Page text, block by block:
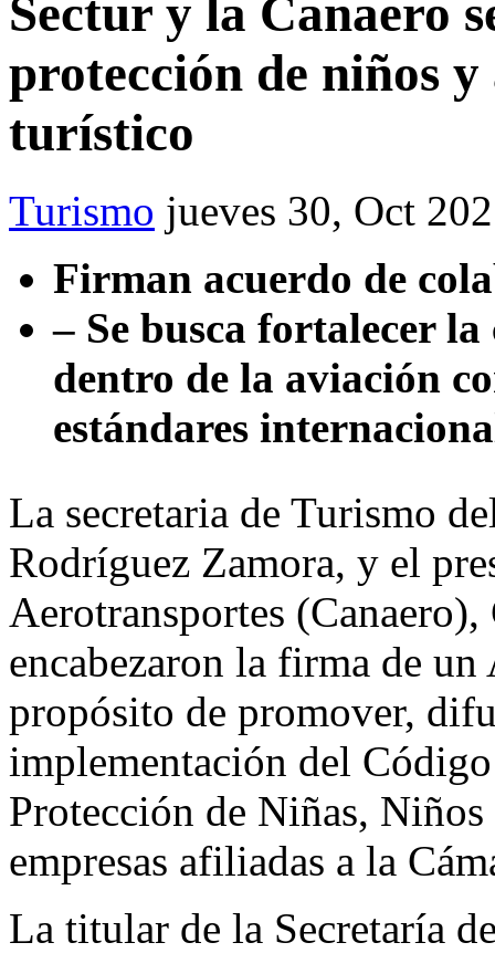
Sectur y la Canaero
protección de niños y
turístico
Turismo jueves 30, Oct
Firman acuerdo de
– Se busca fortalecer
dentro de la aviación
estándares
La secretaria de Turismo
Rodríguez Zamora, y el
Aerotransportes
encabezaron la firma de
propósito de promover,
implementación del
Protección de Niñas,
empresas afiliadas a la
La titular de la Secretaría